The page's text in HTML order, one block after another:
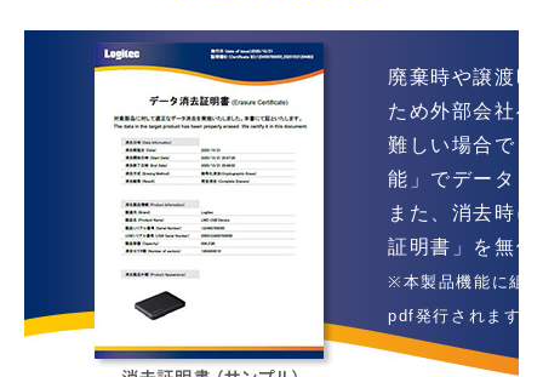
廃棄時や譲渡
ため外部会社
難しい場合で
能」でデータ
また、消去時
証明書」を無
※本製品機能に組
pdf発行されます。